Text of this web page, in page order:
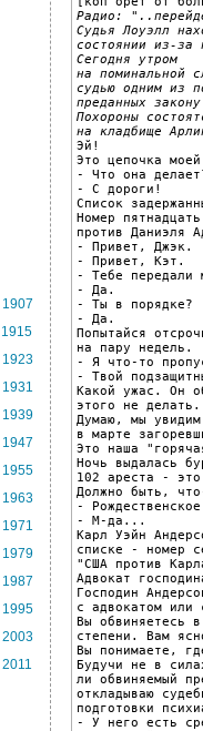
1907
1915
1923
1931
1939
1947
1955
1963
1971
1979
1987
1995
2003
2011
Радио:
Судья Лоуэлл
состоянии из-за
Сегодня утром
на поминальной
судью одним из
преданных
Похороны
на кладбище
Эй!
Это цепочка
- Что она
- С дороги!
Список
Номер
против Даниэля
- Привет, Джэк.
- Привет, Кэт.
- Тебе передали
- Да.
- Ты в порядке?
- Да.
Попытайся
на пару недель.
- Я что-то
- Твой
Какой ужас. Он
этого не делать.
Думаю, мы
в марте
Это наша
Ночь выдалась
102 ареста -
Должно быть,
-
- М-да...
Карл Уэйн
списке - номер
"США против
Адвокат
Господин
с адвокатом
Вы обвиняетесь
степени. Вам
Вы понимаете,
Будучи не в
ли обвиняемый
откладываю
подготовки
- У него есть